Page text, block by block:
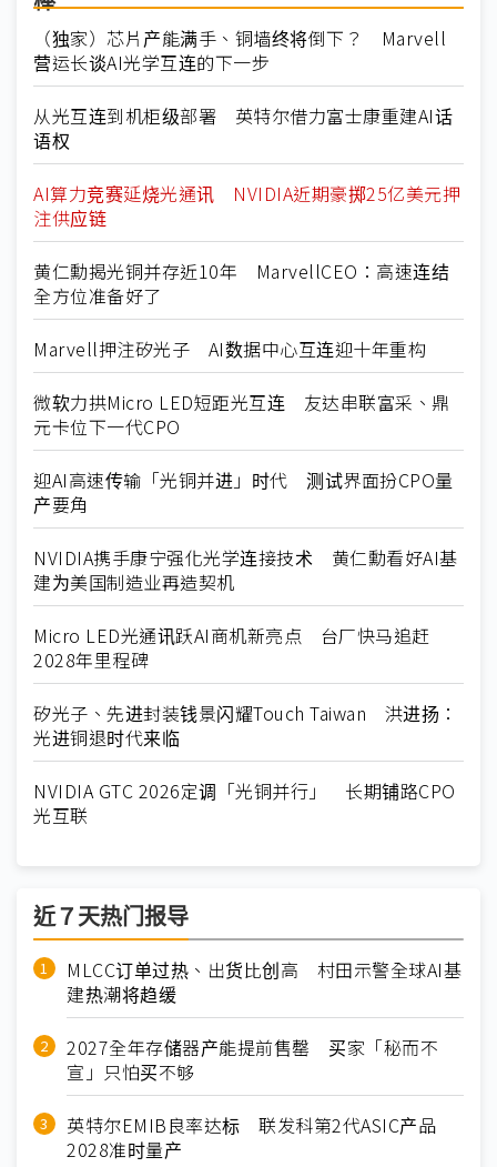
（独家）芯片产能满手、铜墙终将倒下？ Marvell
营运长谈AI光学互连的下一步
从光互连到机柜级部署 英特尔借力富士康重建AI话
语权
AI算力竞赛延烧光通讯 NVIDIA近期豪掷25亿美元押
注供应链
黄仁勳揭光铜并存近10年 MarvellCEO：高速连结
全方位准备好了
Marvell押注矽光子 AI数据中心互连迎十年重构
微软力拱Micro LED短距光互连 友达串联富采、鼎
元卡位下一代CPO
迎AI高速传输「光铜并进」时代 测试界面扮CPO量
产要角
NVIDIA携手康宁强化光学连接技术 黄仁勳看好AI基
建为美国制造业再造契机
Micro LED光通讯跃AI商机新亮点 台厂快马追赶
2028年里程碑
矽光子、先进封装钱景闪耀Touch Taiwan 洪进扬：
光进铜退时代来临
NVIDIA GTC 2026定调「光铜并行」 长期铺路CPO
光互联
近７天热门报导
MLCC订单过热、出货比创高 村田示警全球AI基
建热潮将趋缓
2027全年存储器产能提前售罄 买家「秘而不
宣」只怕买不够
英特尔EMIB良率达标 联发科第2代ASIC产品
2028准时量产